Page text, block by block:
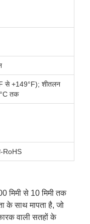
से +149°F); शीतलन
तक
RoHS
मिमी से 10 मिमी तक
के साथ मापता है, जो
वाली सतहों के